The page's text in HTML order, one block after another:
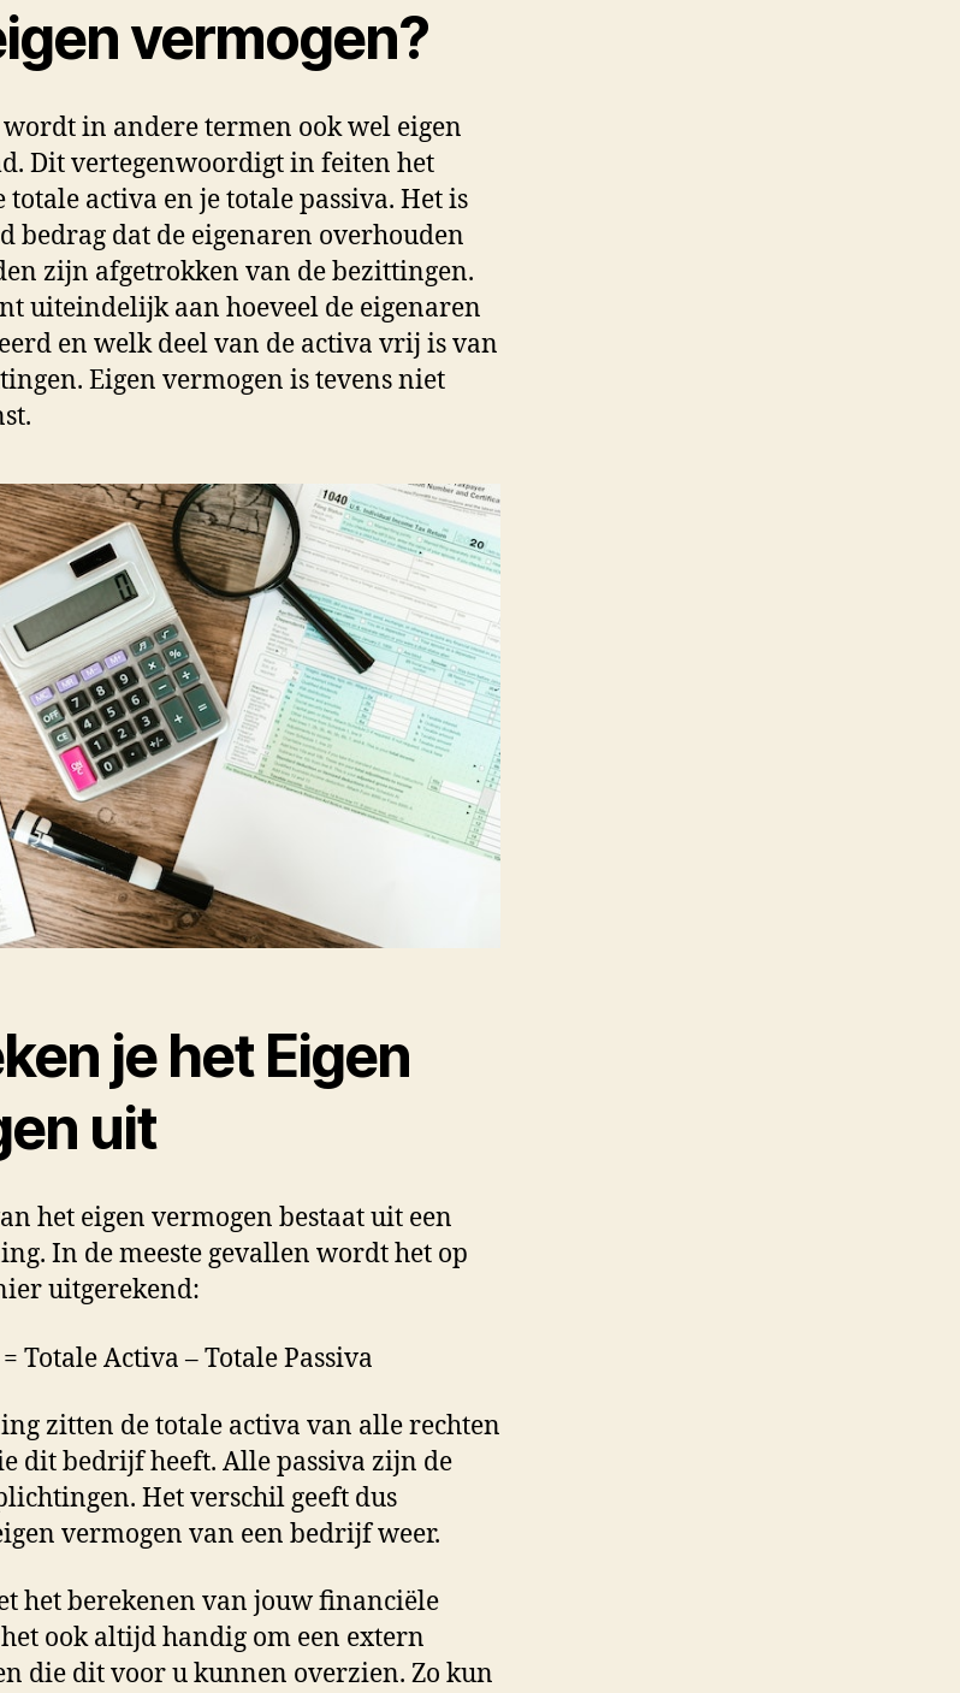
vermogen?
in andere termen ook wel eigen
Dit vertegenwoordigt in feiten het
totale activa en je totale passiva. Het is
bedrag dat de eigenaren overhouden
zijn afgetrokken van de bezittingen.
uiteindelijk aan hoeveel de eigenaren
en welk deel van de activa vrij is van
Eigen vermogen is tevens niet
je het Eigen
uit
het eigen vermogen bestaat uit een
In de meeste gevallen wordt het op
uitgerekend:
Totale Activa – Totale Passiva
zitten de totale activa van alle rechten
dit bedrijf heeft. Alle passiva zijn de
Het verschil geeft dus
vermogen van een bedrijf weer.
het berekenen van jouw financiële
het ook altijd handig om een extern
die dit voor u kunnen overzien. Zo kun